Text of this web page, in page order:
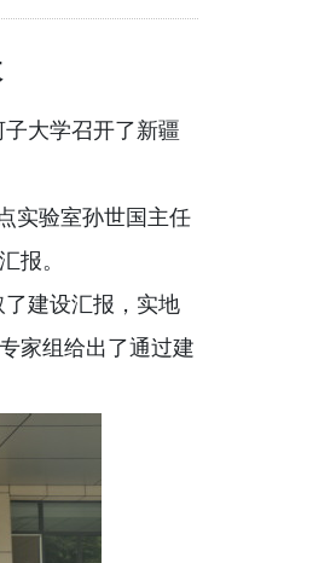
大学召开了新疆
实验室孙世国主任
报。
建设汇报，实地
家组给出了通过建